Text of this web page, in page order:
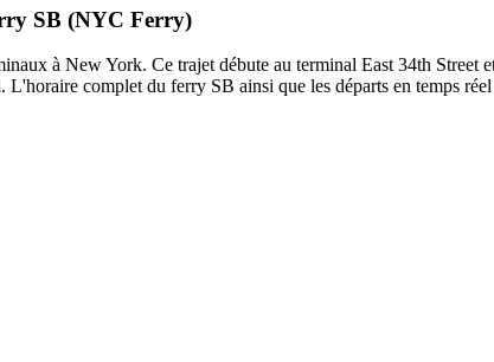
SB (NYC Ferry)
à New York. Ce trajet débute au terminal East 34th Street
complet du ferry SB ainsi que les départs en temps